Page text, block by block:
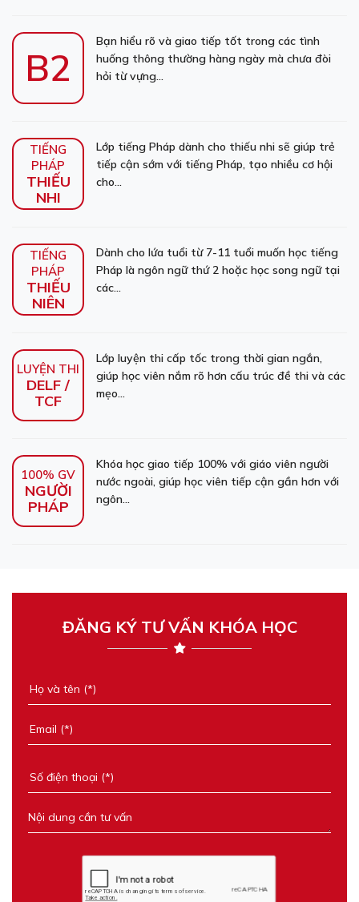
B2
Bạn hiểu rõ và giao tiếp tốt trong các tình
huống thông thường hàng ngày mà chưa đòi
hỏi từ vựng...
TIẾNG
PHÁP
THIẾU
NHI
Lớp tiếng Pháp dành cho thiếu nhi sẽ giúp trẻ
tiếp cận sớm với tiếng Pháp, tạo nhiều cơ hội
cho...
TIẾNG
PHÁP
THIẾU
NIÊN
Dành cho lứa tuổi từ 7-11 tuổi muốn học tiếng
Pháp là ngôn ngữ thứ 2 hoặc học song ngữ tại
các...
LUYỆN THI
DELF /
TCF
Lớp luyện thi cấp tốc trong thời gian ngắn,
giúp học viên nắm rõ hơn cấu trúc đề thi và các
mẹo...
100% GV
NGƯỜI
PHÁP
Khóa học giao tiếp 100% với giáo viên người
nước ngoài, giúp học viên tiếp cận gần hơn với
ngôn...
ĐĂNG KÝ TƯ VẤN KHÓA HỌC